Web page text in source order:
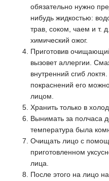
обязательно нужно
нибудь жидкостью:
трав, соком, чаем и т.
химический ожог.
Приготовив
вызовет аллергии.
внутренний сгиб
покраснений его
лицом.
Хранить только в
Вынимать за полчаса
температура была
Очищать лицо с
приготовленном
лица.
После этого на лицо